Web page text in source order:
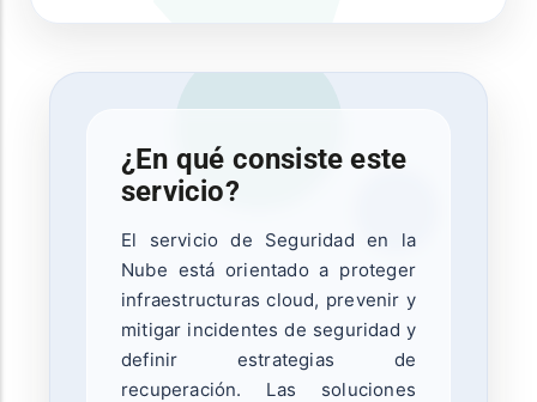
¿En qué consiste este
servicio?
El servicio de Seguridad en la
Nube está orientado a proteger
infraestructuras cloud, prevenir y
mitigar incidentes de seguridad y
definir estrategias de
recuperación. Las soluciones